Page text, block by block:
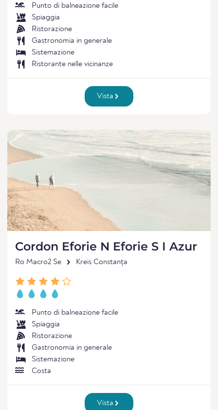
Punto di balneazione facile
Spiaggia
Ristorazione
Gastronomia in generale
Sistemazione
Ristorante nelle vicinanze
Vista
Cordon Eforie N Eforie S I Azur
Ro Macro2 Se Kreis Constanța
Punto di balneazione facile
Spiaggia
Ristorazione
Gastronomia in generale
Sistemazione
Costa
Vista